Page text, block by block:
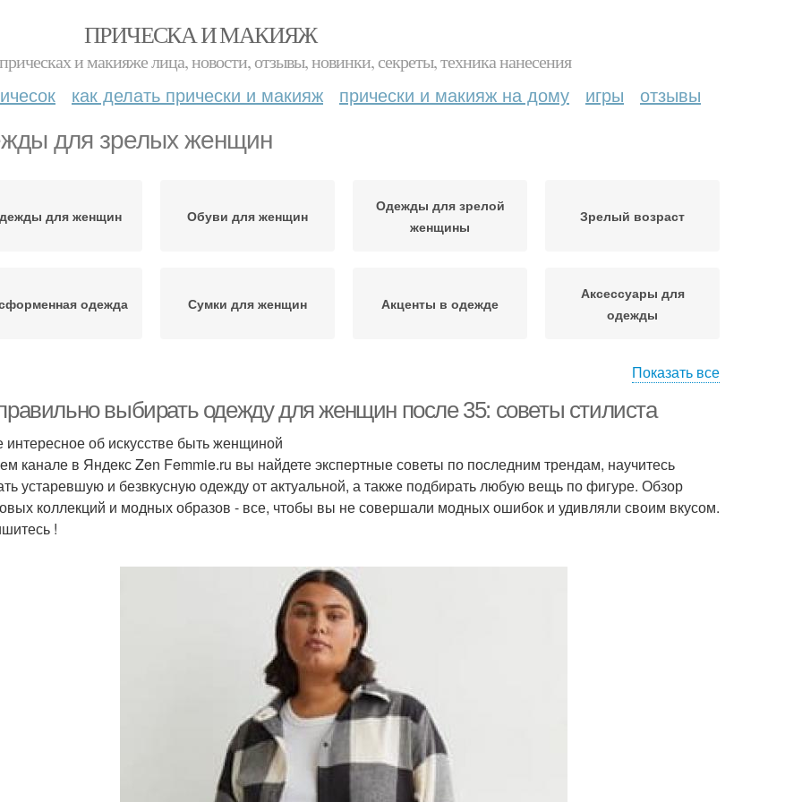
ПРИЧЕСКА И МАКИЯЖ
и макияже лица, новости, отзывы, новинки, секреты, техника нанесения
как делать прически и макияж прически и макияж на дому игры отзывы
для зрелых женщин
для женщин Обуви для женщин
Одежды для зрелой
женщины
Зрелый возраст
одежда Сумки для женщин Акценты в одежде
Аксессуары для
одежды
Показать все
выбирать одежду для женщин после 35: советы стилиста
об искусстве быть женщиной
канале в Яндекс Zen Femmie.ru вы найдете экспертные советы по последним трендам, научитесь
устаревшую и безвкусную одежду от актуальной, а также подбирать любую вещь по фигуре. Обзор
коллекций и модных образов - все, чтобы вы не совершали модных ошибок и удивляли своим вкусом.
!